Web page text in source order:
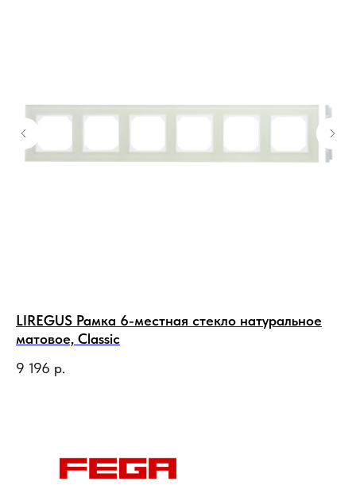
LIREGUS Рамка 6-местная стекло натуральное
матовое, Classic
9 196 р.